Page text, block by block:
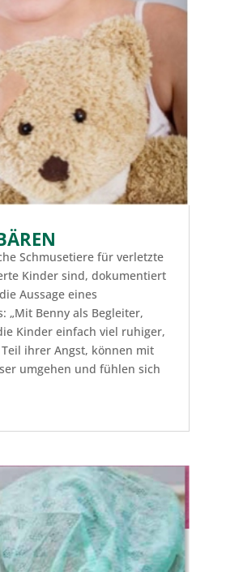
Schmusetiere für verletzte
Kinder sind, dokumentiert
Aussage eines
„Mit Benny als Begleiter,
Kinder einfach viel ruhiger,
ihrer Angst, können mit
umgehen und fühlen sich